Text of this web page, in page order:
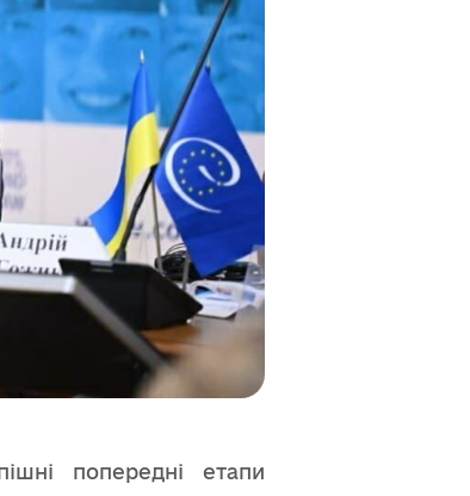
попередні етапи